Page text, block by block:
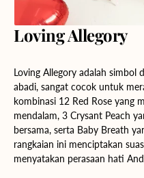
Loving Allegory
Loving Allegory adalah simbol
abadi, sangat cocok untuk
kombinasi 12 Red Rose yang
mendalam, 3 Crysant Peach
bersama, serta Baby Breath
rangkaian ini menciptakan
menyatakan perasaan hati